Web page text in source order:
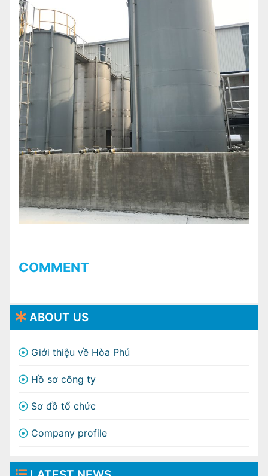
COMMENT
ABOUT US
Giới thiệu về Hòa Phú
Hồ sơ công ty
Sơ đồ tổ chức
Company profile